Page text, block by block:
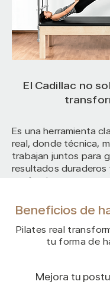
El Cadillac no
Es una herramienta
real, donde técnica,
trabajan juntos para
resultados duraderos
profunda.
Ver más
Beneficios de
Pilates real
tu forma de
Mejora tu